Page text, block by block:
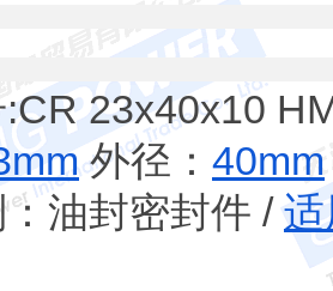
23x40x10
外径： 40mm
油封密封件 /